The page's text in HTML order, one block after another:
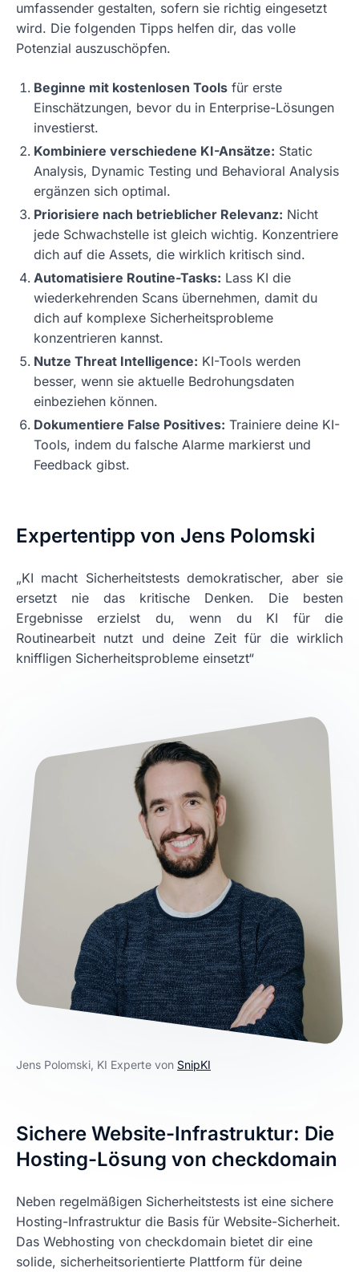
umfassender gestalten, sofern sie richtig eingesetzt
wird. Die folgenden Tipps helfen dir, das volle
Potenzial auszuschöpfen.
Beginne mit kostenlosen Tools für erste
Einschätzungen, bevor du in Enterprise-Lösungen
investierst.
Kombiniere verschiedene KI-Ansätze: Static
Analysis, Dynamic Testing und Behavioral Analysis
ergänzen sich optimal.
Priorisiere nach betrieblicher Relevanz: Nicht
jede Schwachstelle ist gleich wichtig. Konzentriere
dich auf die Assets, die wirklich kritisch sind.
Automatisiere Routine-Tasks: Lass KI die
wiederkehrenden Scans übernehmen, damit du
dich auf komplexe Sicherheitsprobleme
konzentrieren kannst.
Nutze Threat Intelligence: KI-Tools werden
besser, wenn sie aktuelle Bedrohungsdaten
einbeziehen können.
Dokumentiere False Positives: Trainiere deine KI-
Tools, indem du falsche Alarme markierst und
Feedback gibst.
Expertentipp von Jens Polomski
„KI macht Sicherheitstests demokratischer, aber sie
ersetzt nie das kritische Denken. Die besten
Ergebnisse erzielst du, wenn du KI für die
Routinearbeit nutzt und deine Zeit für die wirklich
kniffligen Sicherheitsprobleme einsetzt“
Jens Polomski, KI Experte von SnipKI
Sichere Website-Infrastruktur: Die
Hosting-Lösung von checkdomain
Neben regelmäßigen Sicherheitstests ist eine sichere
Hosting-Infrastruktur die Basis für Website-Sicherheit.
Das Webhosting von checkdomain bietet dir eine
solide, sicherheitsorientierte Plattform für deine